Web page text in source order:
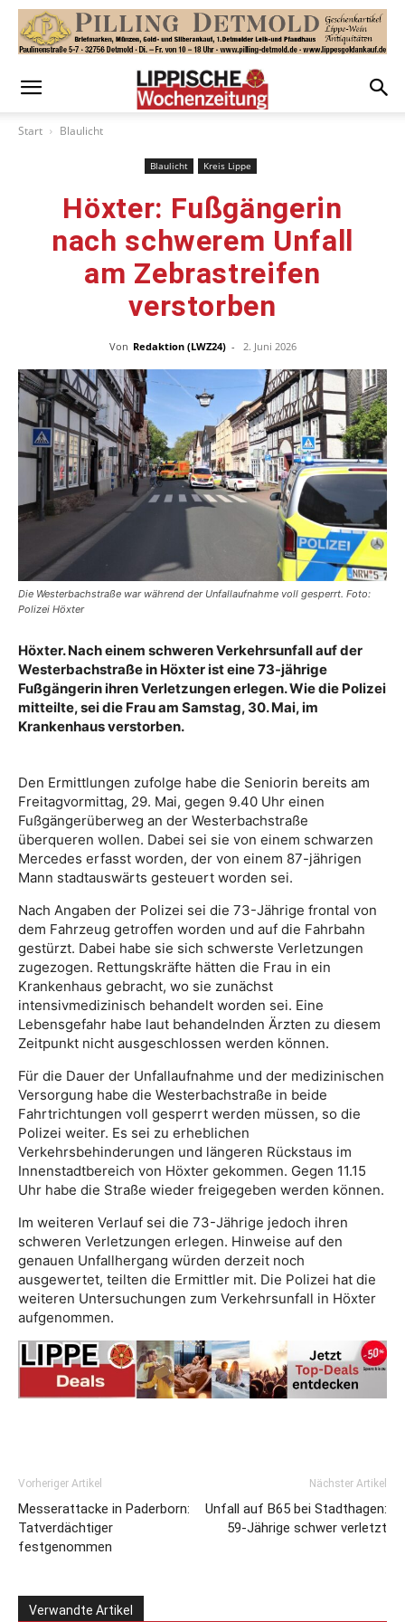
Start Blaulicht
Blaulicht Kreis Lippe
Höxter: Fußgängerin
nach schwerem Unfall
am Zebrastreifen
verstorben
Von Redaktion (LWZ24) - 2. Juni 2026
Die Westerbachstraße war während der Unfallaufnahme voll gesperrt. Foto:
Polizei Höxter
Höxter. Nach einem schweren Verkehrsunfall auf der
Westerbachstraße in Höxter ist eine 73-jährige
Fußgängerin ihren Verletzungen erlegen. Wie die Polizei
mitteilte, sei die Frau am Samstag, 30. Mai, im
Krankenhaus verstorben.
Den Ermittlungen zufolge habe die Seniorin bereits am
Freitagvormittag, 29. Mai, gegen 9.40 Uhr einen
Fußgängerüberweg an der Westerbachstraße
überqueren wollen. Dabei sei sie von einem schwarzen
Mercedes erfasst worden, der von einem 87-jährigen
Mann stadtauswärts gesteuert worden sei.
Nach Angaben der Polizei sei die 73-Jährige frontal von
dem Fahrzeug getroffen worden und auf die Fahrbahn
gestürzt. Dabei habe sie sich schwerste Verletzungen
zugezogen. Rettungskräfte hätten die Frau in ein
Krankenhaus gebracht, wo sie zunächst
intensivmedizinisch behandelt worden sei. Eine
Lebensgefahr habe laut behandelnden Ärzten zu diesem
Zeitpunkt nicht ausgeschlossen werden können.
Für die Dauer der Unfallaufnahme und der medizinischen
Versorgung habe die Westerbachstraße in beide
Fahrtrichtungen voll gesperrt werden müssen, so die
Polizei weiter. Es sei zu erheblichen
Verkehrsbehinderungen und längeren Rückstaus im
Innenstadtbereich von Höxter gekommen. Gegen 11.15
Uhr habe die Straße wieder freigegeben werden können.
Im weiteren Verlauf sei die 73-Jährige jedoch ihren
schweren Verletzungen erlegen. Hinweise auf den
genauen Unfallhergang würden derzeit noch
ausgewertet, teilten die Ermittler mit. Die Polizei hat die
weiteren Untersuchungen zum Verkehrsunfall in Höxter
aufgenommen.
Vorheriger Artikel
Messerattacke in Paderborn:
Tatverdächtiger
festgenommen
Nächster Artikel
Unfall auf B65 bei Stadthagen:
59-Jährige schwer verletzt
Verwandte Artikel